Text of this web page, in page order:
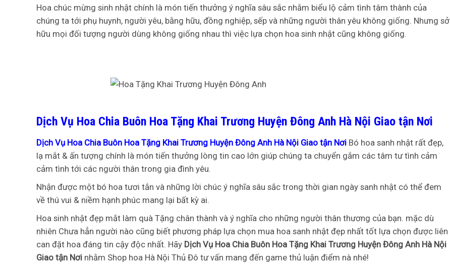
Hoa chúc mừng sinh nhật chính là món tiến thưởng ý nghĩa sâu sắc nhằm biểu lộ cảm tình tâm thành của
chúng ta tới phụ huynh, người yêu, bằng hữu, đồng nghiệp, sếp và những người thân yêu không giống. Nhưng sở
hữu mọi đối tượng người dùng không giống nhau thì việc lựa chọn hoa sinh nhật cũng không giống.
Dịch Vụ Hoa Chia Buôn Hoa Tặng Khai Trương Huyện Đông Anh Hà Nội Giao tận Nơi
Dịch Vụ Hoa Chia Buôn Hoa Tặng Khai Trương Huyện Đông Anh Hà Nội Giao tận Nơi Bó hoa sanh nhật rất đẹp,
lạ mắt & ấn tượng chính là món tiến thưởng lòng tin cao lớn giúp chúng ta chuyển gắm các tâm tư tình cảm
cảm tình tới các người thân trong gia đình yêu.
Nhận được một bó hoa tươi tắn và những lời chúc ý nghĩa sâu sắc trong thời gian ngày sanh nhật có thể đem
về thú vui & niềm hạnh phúc mang lại bất kỳ ai.
Hoa sinh nhật đẹp mắt làm quà Tặng chân thành và ý nghĩa cho những người thân thương của bạn. mặc dù
nhiên Chưa hẳn người nào cũng biết phương pháp lựa chọn mua hoa sanh nhật đẹp nhất tốt lựa chọn được liên
can đặt hoa đáng tin cậy độc nhất. Hãy Dịch Vụ Hoa Chia Buôn Hoa Tặng Khai Trương Huyện Đông Anh Hà Nội
Giao tận Nơi nhằm Shop hoa Hà Nội Thủ Đô tư vấn mang đến game thủ luận điểm nà nhé!